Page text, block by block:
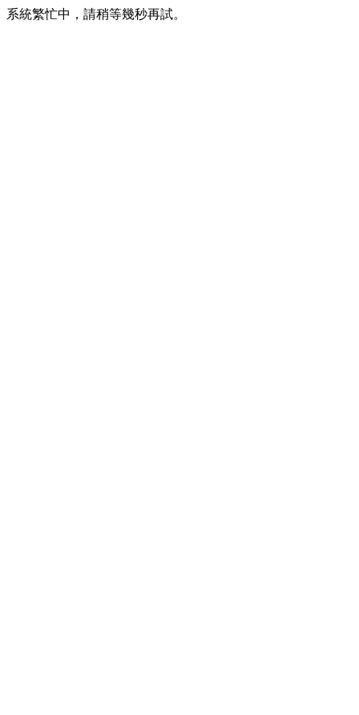
系統繁忙中，請稍等幾秒再試。